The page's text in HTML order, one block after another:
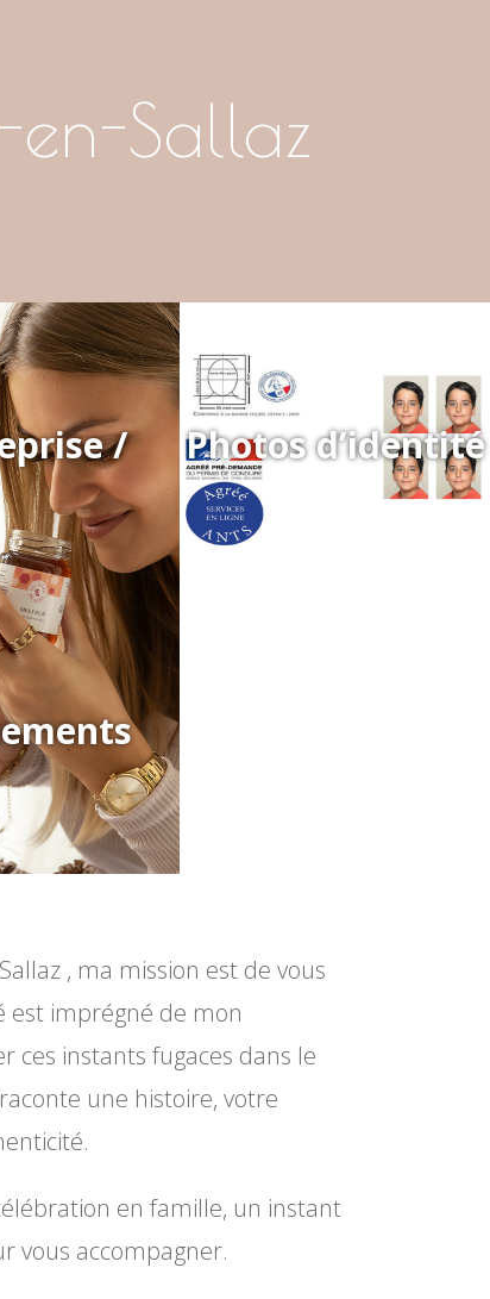
Sallaz
/ Photos d’identité
, ma mission est de vous
est imprégné de mon
ces instants fugaces dans le
une histoire, votre
en famille, un instant
vous accompagner.